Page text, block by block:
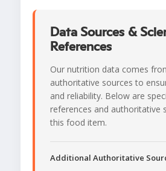
Data Sources &
References
Our nutrition data comes
authoritative sources to
and reliability. Below are
references and authoritative
this food item.
Additional Authoritative